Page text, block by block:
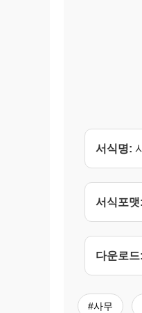
서식명:
서식포맷:
다운로드:
#사무